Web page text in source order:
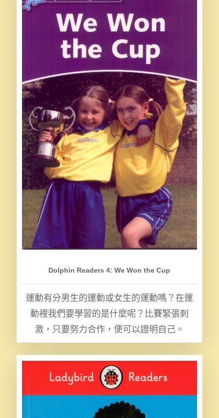
Dolphin Readers 4: We Won the Cup
運動有分男生的運動或女生的運動嗎？在運
動裡我們要學習的是什麼呢？比賽緊張刺
激，只要努力合作，便可以證明自己。